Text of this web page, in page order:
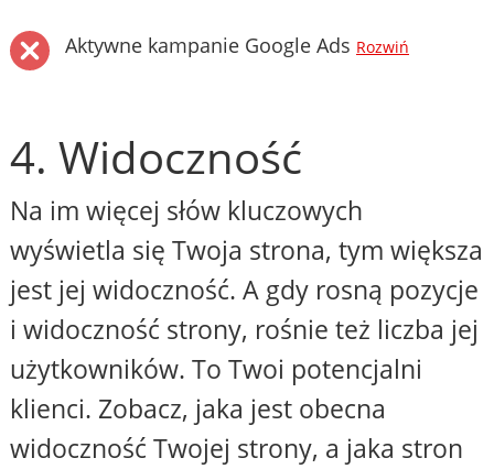
Aktywne kampanie Google Ads Rozwiń
4. Widoczność
Na im więcej słów kluczowych
wyświetla się Twoja strona, tym większa
jest jej widoczność. A gdy rosną pozycje
i widoczność strony, rośnie też liczba jej
użytkowników. To Twoi potencjalni
klienci. Zobacz, jaka jest obecna
widoczność Twojej strony, a jaka stron